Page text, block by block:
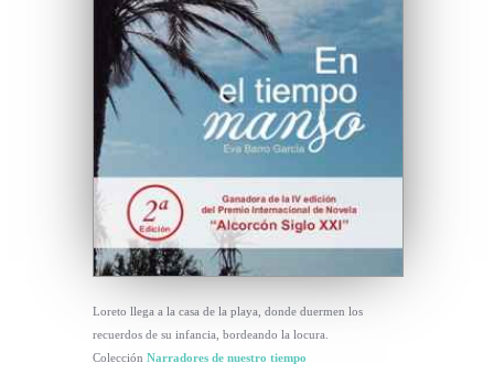
Loreto llega a la casa de la playa, donde duermen los
recuerdos de su infancia, bordeando la locura.
Colección Narradores de nuestro tiempo